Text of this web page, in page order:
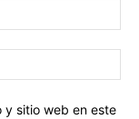
y sitio web en este